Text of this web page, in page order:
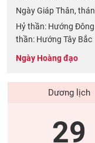
Ngày Giáp Thân,
Hỷ thần: Hướng
thần: Hướng Tây Bắc
Ngày Hoàng đạo
Dương lịch
29